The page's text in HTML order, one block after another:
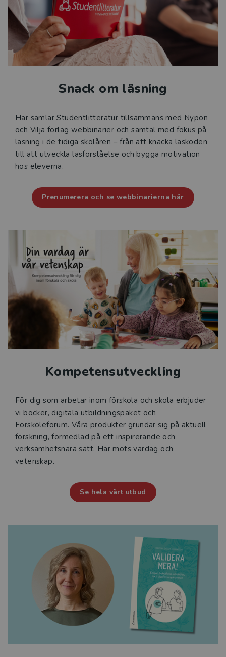
Snack om läsning
Här samlar Studentlitteratur tillsammans med Nypon
och Vilja förlag webbinarier och samtal med fokus på
läsning i de tidiga skolåren – från att knäcka läskoden
till att utveckla läsförståelse och bygga motivation
hos eleverna.
Prenumerera och se webbinarierna här
Kompetensutveckling
För dig som arbetar inom förskola och skola erbjuder
vi böcker, digitala utbildningspaket och
Förskoleforum. Våra produkter grundar sig på aktuell
forskning, förmedlad på ett inspirerande och
verksamhetsnära sätt. Här möts vardag och
vetenskap.
Se hela vårt utbud